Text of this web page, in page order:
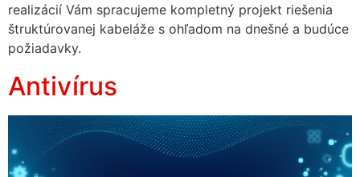
realizácií Vám spracujeme kompletný projekt riešenia
štruktúrovanej kabeláže s ohľadom na dnešné a budúce
požiadavky.
Antivírus